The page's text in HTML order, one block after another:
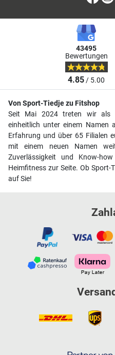
43495
Bewertungen
4.85/ 5.00
Von Sport-Tiedje zu Fitshop
Seit Mai 2024 treten wir als
einheitlich unter einem
Erfahrung und über 65 Filialen
mit einem neuen Namen
Zuverlässigkeit und Know-
Heimfitness zur Seite. Ob Sport-
auf Sie!